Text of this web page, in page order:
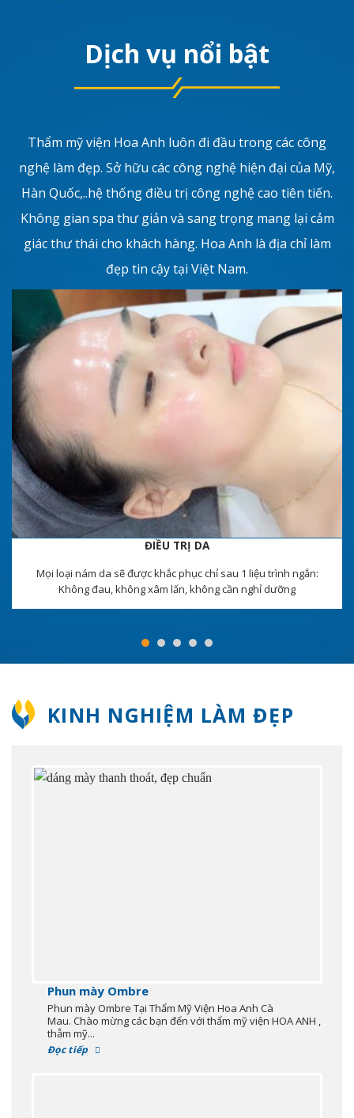
Dịch vụ nổi bật
Thẩm mỹ viện Hoa Anh luôn đi đầu trong các công
nghệ làm đẹp. Sở hữu các công nghệ hiện đại của Mỹ,
Hàn Quốc,..hệ thống điều trị công nghệ cao tiên tiến.
Không gian spa thư giản và sang trọng mang lại cảm
giác thư thái cho khách hàng. Hoa Anh là địa chỉ làm
đẹp tin cậy tại Việt Nam.
ĐIỀU TRỊ DA
Mọi loại nám da sẽ được khắc phục chỉ sau 1 liệu trình ngắn:
Không đau, không xâm lấn, không cần nghỉ dưỡng
KINH NGHIỆM LÀM ĐẸP
Phun mày Ombre
Phun mày Ombre Tại Thẩm Mỹ Viện Hoa Anh Cà
Mau. Chào mừng các bạn đến với thẩm mỹ viện HOA ANH ,
thẫm mỹ...
Đọc tiếp